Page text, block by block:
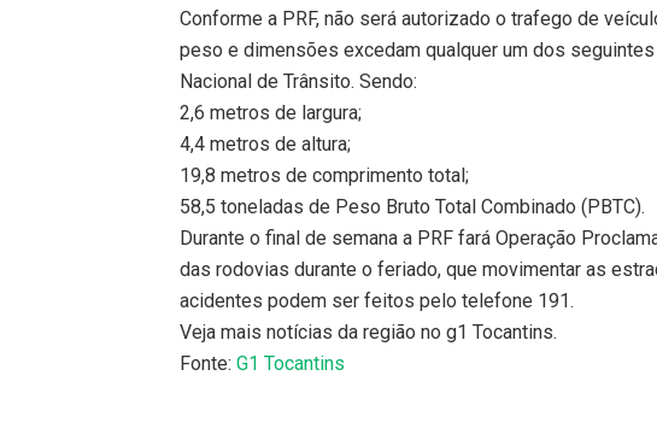
Conforme a PRF, não será autorizado o trafego de
peso e dimensões excedam qualquer um dos
Nacional de Trânsito. Sendo:
2,6 metros de largura;
4,4 metros de altura;
19,8 metros de comprimento total;
58,5 toneladas de Peso Bruto Total Combinado (PBTC).
Durante o final de semana a PRF fará Operação
das rodovias durante o feriado, que movimentar as
acidentes podem ser feitos pelo telefone 191.
Veja mais notícias da região no g1 Tocantins.
Fonte:G1 Tocantins